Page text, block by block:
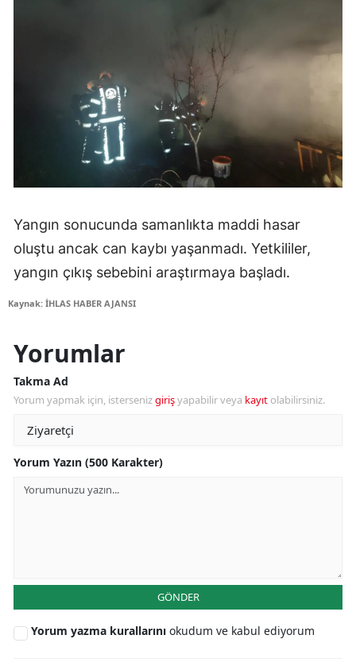
Yangın sonucunda samanlıkta maddi hasar
oluştu ancak can kaybı yaşanmadı. Yetkililer,
yangın çıkış sebebini araştırmaya başladı.
Kaynak: İHLAS HABER AJANSI
Yorumlar
Takma Ad
Yorum yapmak için, istersenizgirişyapabilir veya kayıt olabilirsiniz.
Yorum Yazın (500 Karakter)
GÖNDER
Yorum yazma kurallarını okudum ve kabul ediyorum